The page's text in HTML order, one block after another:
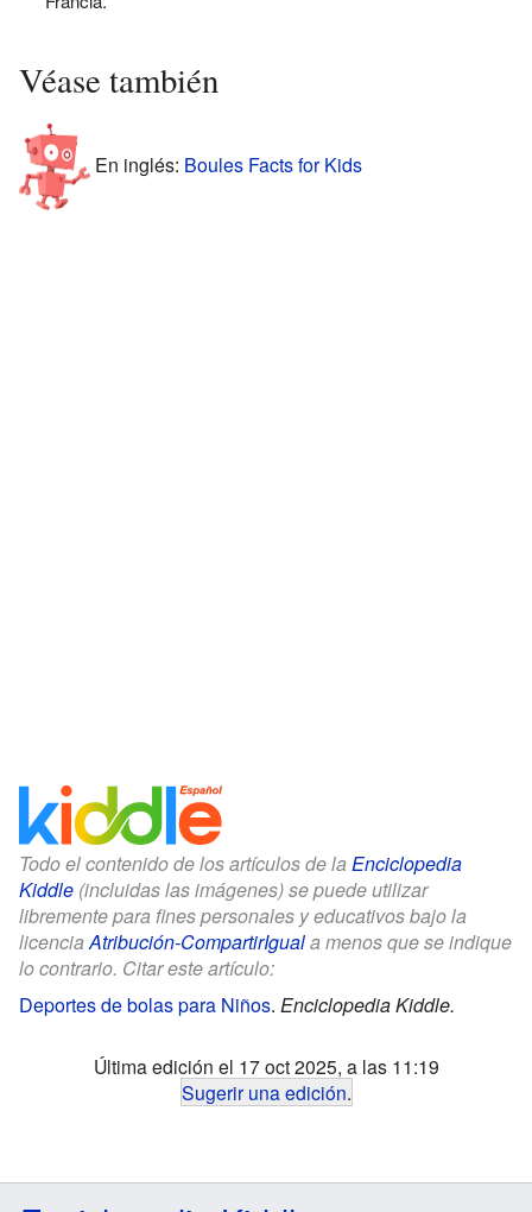
Véase también
En inglés: Boules Facts for Kids
Todo el contenido de los artículos de la Enciclopedia
Kiddle (incluidas las imágenes) se puede utilizar
libremente para fines personales y educativos bajo la
licenciaAtribución-CompartirIguala menos que se indique
lo contrario. Citar este artículo:
Deportes de bolas para Niños. Enciclopedia Kiddle.
Última edición el 17 oct 2025, a las 11:19
Sugerir una edición.